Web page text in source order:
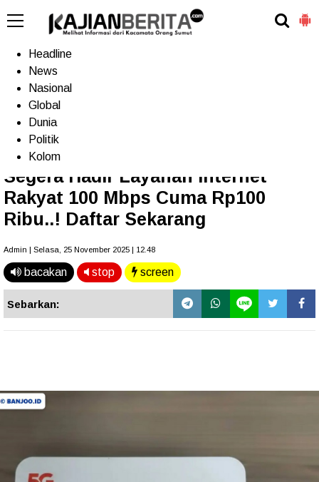
Home
Headline
News
Nasional
Global
Dunia
Politik
Kolom
Terkini
Segera Hadir Layanan Internet
Rakyat 100 Mbps Cuma Rp100
Ribu..! Daftar Sekarang
Admin | Selasa, 25 November 2025 | 12.48
bacakan stop screen
Sebarkan: